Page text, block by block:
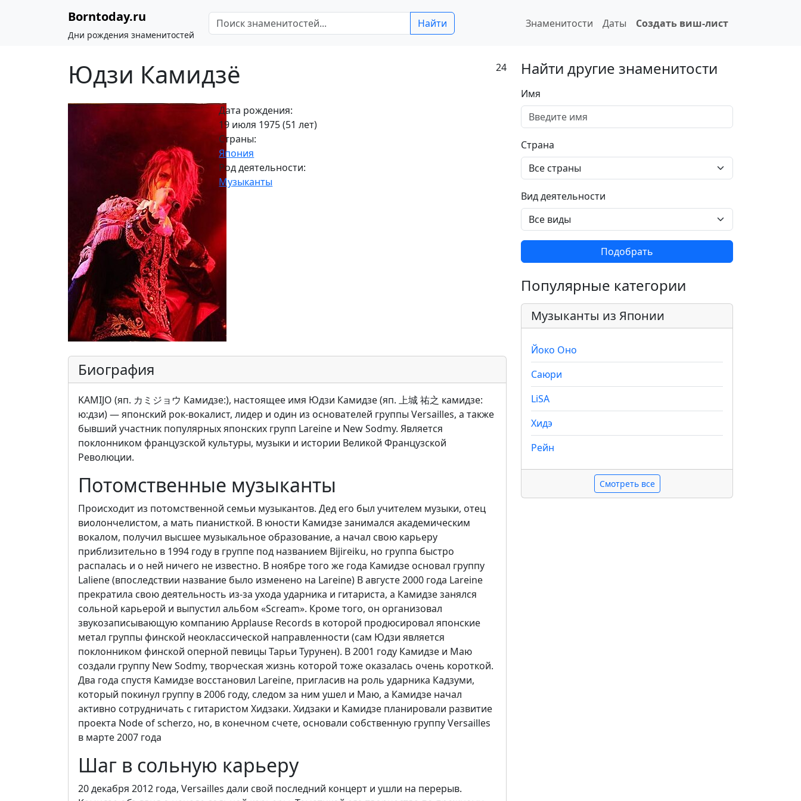
Borntoday.ru
Дни рождения знаменитостей
Найти Знаменитости Даты Создать виш-лист
Юдзи Камидзё 24
Дата рождения:
19 июля 1975 (51 лет)
Страны:
Япония
Род деятельности:
Музыканты
Биография
KAMIJO (яп. カミジョウ Камидзе:), настоящее имя Юдзи Камидзе (яп. 上城 祐之 камидзе:
ю:дзи) — японский рок-вокалист, лидер и один из основателей группы Versailles, а также
бывший участник популярных японских групп Lareine и New Sodmy. Является
поклонником французской культуры, музыки и истории Великой Французской
Революции.
Потомственные музыканты
Происходит из потомственной семьи музыкантов. Дед его был учителем музыки, отец
виолончелистом, а мать пианисткой. В юности Камидзе занимался академическим
вокалом, получил высшее музыкальное образование, а начал свою карьеру
приблизительно в 1994 году в группе под названием Bijireiku, но группа быстро
распалась и о ней ничего не известно. В ноябре того же года Камидзе основал группу
Laliene (впоследствии название было изменено на Lareine) В августе 2000 года Lareine
прекратила свою деятельность из-за ухода ударника и гитариста, а Камидзе занялся
сольной карьерой и выпустил альбом «Scream». Кроме того, он организовал
звукозаписывающую компанию Applause Records в которой продюсировал японские
метал группы финской неоклассической направленности (сам Юдзи является
поклонником финской оперной певицы Тарьи Турунен). В 2001 году Камидзе и Маю
создали группу New Sodmy, творческая жизнь которой тоже оказалась очень короткой.
Два года спустя Камидзе восстановил Lareine, пригласив на роль ударника Кадзуми,
который покинул группу в 2006 году, следом за ним ушел и Маю, а Камидзе начал
активно сотрудничать с гитаристом Хидзаки. Хидзаки и Камидзе планировали развитие
проекта Node of scherzo, но, в конечном счете, основали собственную группу Versailles
в марте 2007 года
Шаг в сольную карьеру
20 декабря 2012 года, Versailles дали свой последний концерт и ушли на перерыв.
Найти другие знаменитости
Имя
Страна
Вид деятельности
Подобрать
Популярные категории
Музыканты из Японии
Йоко Оно
Саюри
LiSA
Хидэ
Рейн
Смотреть все